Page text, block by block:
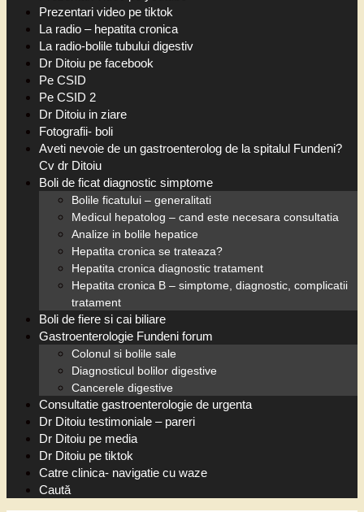
Prezentari video pe tiktok
La radio – hepatita cronica
La radio-bolile tubului digestiv
Dr Ditoiu pe facebook
Pe CSID
Pe CSID 2
Dr Ditoiu in ziare
Fotografii- boli
Aveti nevoie de un gastroenterolog de la spitalul Fundeni?
Cv dr Ditoiu
Boli de ficat diagnostic simptome
Bolile ficatului – generalitati
Medicul hepatolog – cand este necesara consultatia
Analize in bolile hepatice
Hepatita cronica se trateaza?
Hepatita cronica diagnostic tratament
Hepatita cronica B – simptome, diagnostic, complicatii
tratament
Boli de fiere si cai biliare
Gastroenterologie Fundeni forum
Colonul si bolile sale
Diagnosticul bolilor digestive
Cancerele digestive
Consultatie gastroenterologie de urgenta
Dr Ditoiu testimoniale – pareri
Dr Ditoiu pe media
Dr Ditoiu pe tiktok
Catre clinica- navigatie cu waze
Caută